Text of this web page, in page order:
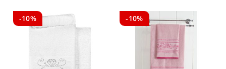
-10% -10%